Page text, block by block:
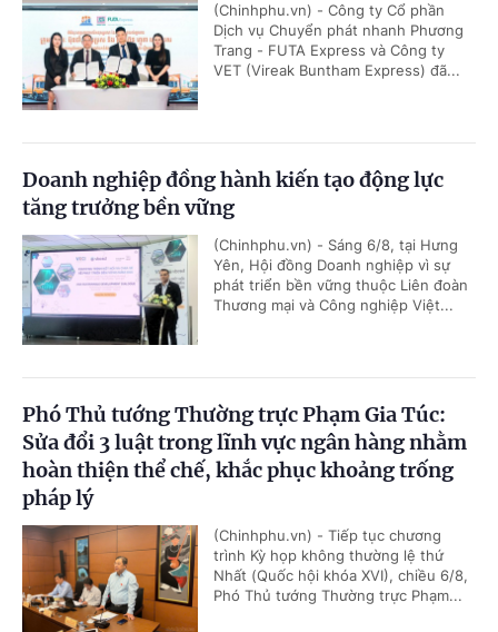
(Chinhphu.vn) - Công ty Cổ phần
Dịch vụ Chuyển phát nhanh Phương
Trang - FUTA Express và Công ty
VET (Vireak Buntham Express) đã...
Doanh nghiệp đồng hành kiến tạo động lực
tăng trưởng bền vững
(Chinhphu.vn) - Sáng 6/8, tại Hưng
Yên, Hội đồng Doanh nghiệp vì sự
phát triển bền vững thuộc Liên đoàn
Thương mại và Công nghiệp Việt...
Phó Thủ tướng Thường trực Phạm Gia Túc:
Sửa đổi 3 luật trong lĩnh vực ngân hàng nhằm
hoàn thiện thể chế, khắc phục khoảng trống
pháp lý
(Chinhphu.vn) - Tiếp tục chương
trình Kỳ họp không thường lệ thứ
Nhất (Quốc hội khóa XVI), chiều 6/8,
Phó Thủ tướng Thường trực Phạm...